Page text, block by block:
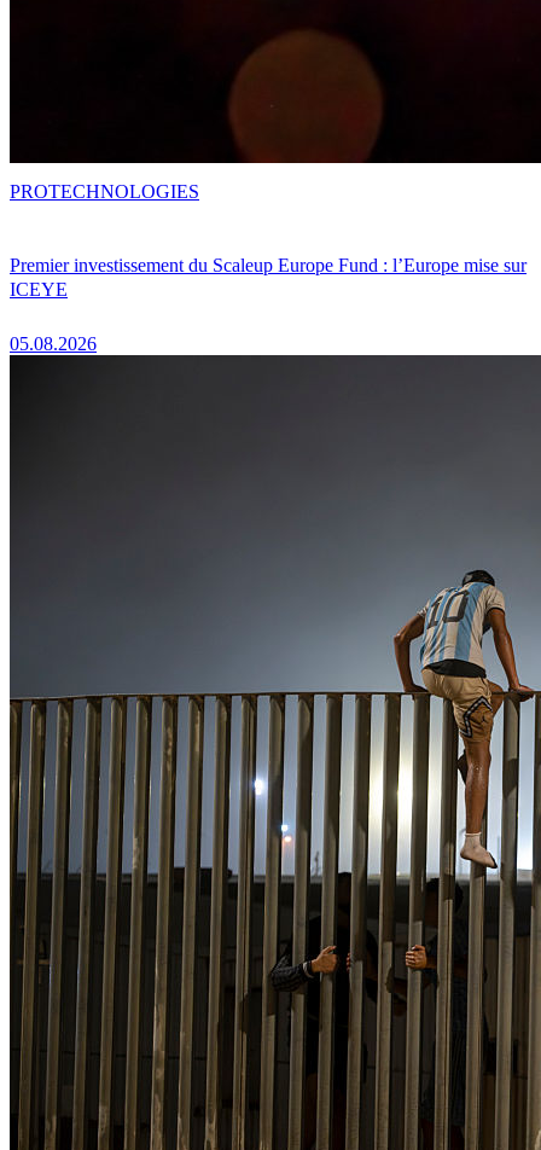
Premier investissement du Scaleup Europe Fund : l’Europe mise sur
ICEYE
05.08.2026
PROTECHNOLOGIES